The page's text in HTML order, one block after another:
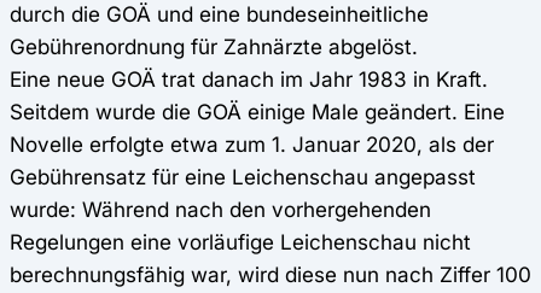
durch die GOÄ und eine bundeseinheitliche
Gebührenordnung für Zahnärzte abgelöst.
Eine neue GOÄ trat danach im Jahr 1983 in Kraft.
Seitdem wurde die GOÄ einige Male geändert. Eine
Novelle erfolgte etwa zum 1. Januar 2020, als der
Gebührensatz für eine Leichenschau angepasst
wurde: Während nach den vorhergehenden
Regelungen eine vorläufige Leichenschau nicht
berechnungsfähig war, wird diese nun nach Ziffer 100